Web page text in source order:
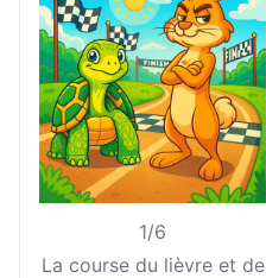
1/6
La course du lièvre et de